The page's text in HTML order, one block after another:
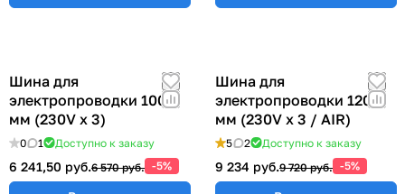
Шина для
электропроводки 1000
мм (230V x 3)
0 1 Доступно к заказу
6 241,50 руб.6 570 руб. -5%
Шина для
электропроводки 1200
мм (230V x 3 / AIR)
5 2 Доступно к заказу
9 234 руб.9 720 руб. -5%